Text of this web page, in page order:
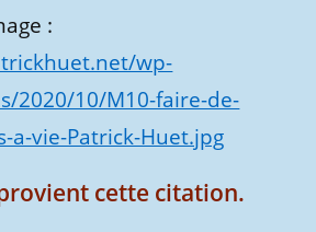
:
wp-
2020/10/M10-faire-de-
a-vie-Patrick-Huet.jpg
provient cette citation.